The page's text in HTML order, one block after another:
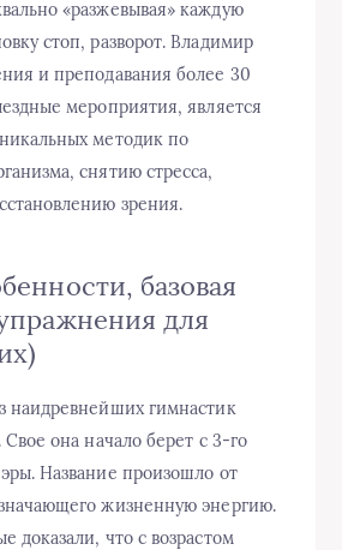
«разжевывая» каждую
стоп, разворот. Владимир
и преподавания более 30
мероприятия, является
методик по
снятию стресса,
зрения.
базовая
для
наидревнейших гимнастик
Свое она начало берет с 3-го
Название произошло от
жизненную энергию.
доказали, что с возрастом